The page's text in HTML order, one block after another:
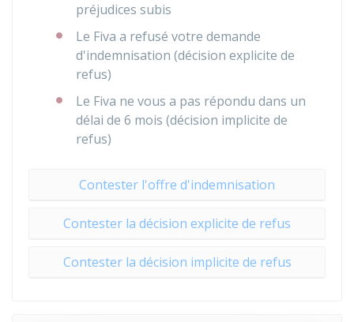
préjudices subis
Le Fiva a refusé votre demande
d'indemnisation (décision explicite de
refus)
Le Fiva ne vous a pas répondu dans un
délai de 6 mois (décision implicite de
refus)
Contester l'offre d'indemnisation
Contester la décision explicite de refus
Contester la décision implicite de refus